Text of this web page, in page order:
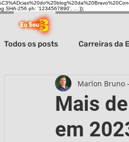
SHA-256 ph: '1234567890', ... });
Todos os posts Carreiras da
Carreiras administrativas
Sistema prisional
Mais
em
Marlon Bruno